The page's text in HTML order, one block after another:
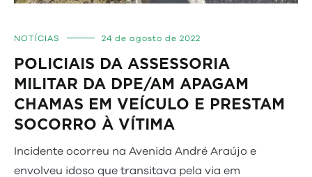
NOTÍCIAS 24 de agosto de 2022
POLICIAIS DA ASSESSORIA
MILITAR DA DPE/AM APAGAM
CHAMAS EM VEÍCULO E PRESTAM
SOCORRO À VÍTIMA
Incidente ocorreu na Avenida André Araújo e
envolveu idoso que transitava pela via em